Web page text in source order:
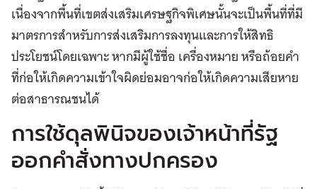
เนื่องจากพื้นที่เขตส่งเสริมเศรษฐกิจพิเศษนั้นจะเป็นพื้นที่ที่มี
มาตรการสำหรับการส่งเสริมการลงทุนและการให้สิทธิ
ประโยชน์โดยเฉพาะ หากมีผู้ใช้ชื่อ เครื่องหมาย หรือถ้อยคำ
ที่ก่อให้เกิดความเข้าใจผิดย่อมอาจก่อให้เกิดความเสียหาย
ต่อสาธารณชนได้
การใช้ดุลพินิจของเจ้าหน้าที่รัฐ
ออกคำสั่งทางปกครอง